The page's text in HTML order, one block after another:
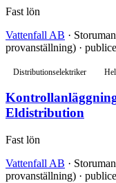
Fast lön
Vattenfall AB ·
provanställning) ·
Distributionselektriker
Eldistribution
Fast lön
Vattenfall AB ·
provanställning) ·